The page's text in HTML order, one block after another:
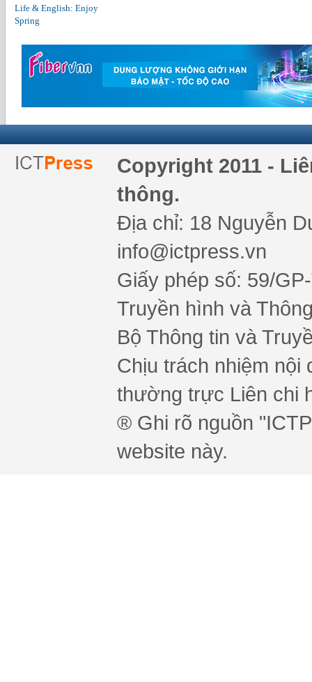
Life & English: Enjoy
Spring
Copyright 2011 -
thông.
Địa chỉ: 18 Nguyễn
info@ictpress.vn
Giấy phép số: 59/
Truyền hình và
Bộ Thông tin và
Chịu trách nhiệm nội
thường trực Liên chi
® Ghi rõ nguồn
website này.